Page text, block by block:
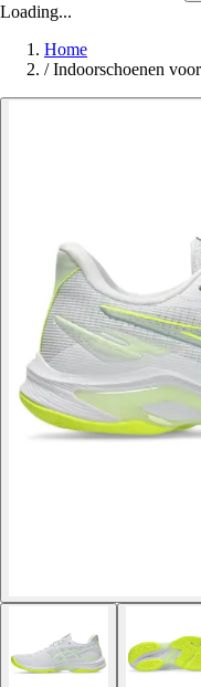
Loading...
Home
/ Indoorschoenen